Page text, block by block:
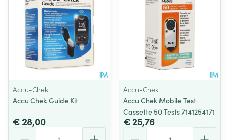
Accu-Chek
Accu Chek Guide Kit
€ 28,00
Accu-Chek
Accu Chek Mobile Test
Cassette 50 Tests 7141254171
€ 25,76